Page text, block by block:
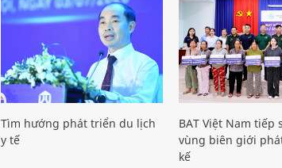
Tìm hướng phát triển du lịch
y tế
BAT Việt Nam tiếp
vùng biên giới
kế